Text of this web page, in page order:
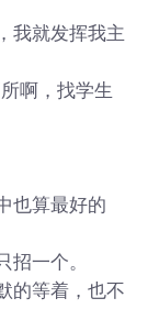
我就发挥我主
啊，找学生
也算最好的
一个。
的等着，也不